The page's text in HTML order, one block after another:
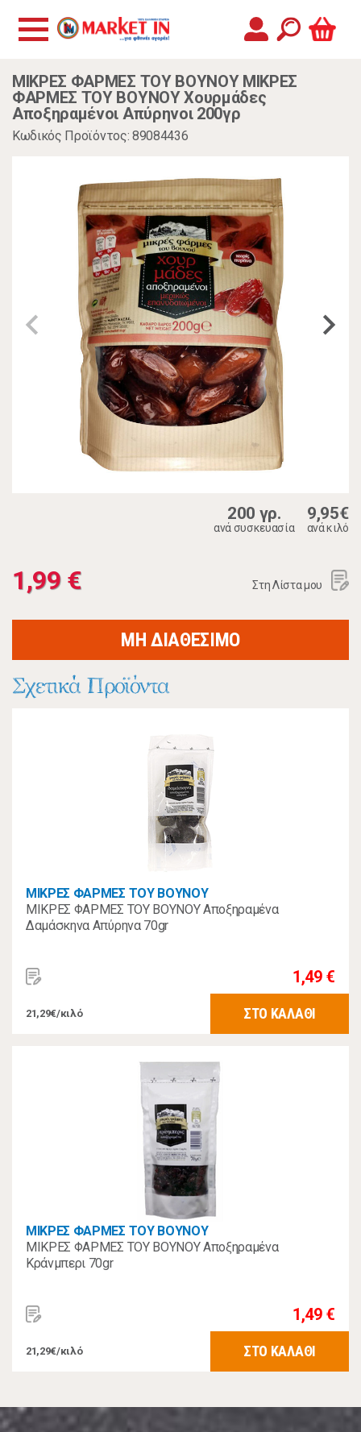
ΜΙΚΡΕΣ ΦΑΡΜΕΣ ΤΟΥ ΒΟΥΝΟΥ ΜΙΚΡΕΣ
ΦΑΡΜΕΣ ΤΟΥ ΒΟΥΝΟΥ Χουρμάδες
Αποξηραμένοι Απύρηνοι 200γρ
Κωδικός Προϊόντος: 89084436
200 γρ.
ανά συσκευασία
9,95€
ανά κιλό
1,99 € Στη Λίστα μου
ΜΗ ΔΙΑΘΕΣΙΜΟ
Σχετικά Προϊόντα
ΜΙΚΡΕΣ ΦΑΡΜΕΣ ΤΟΥ ΒΟΥΝΟΥ
ΜΙΚΡΕΣ ΦΑΡΜΕΣ ΤΟΥ ΒΟΥΝΟΥ Αποξηραμένα
Δαμάσκηνα Απύρηνα 70gr
1,49 €
21,29€/κιλό ΣΤΟ ΚΑΛΑΘΙ
ΜΙΚΡΕΣ ΦΑΡΜΕΣ ΤΟΥ ΒΟΥΝΟΥ
ΜΙΚΡΕΣ ΦΑΡΜΕΣ ΤΟΥ ΒΟΥΝΟΥ Αποξηραμένα
Κράνμπερι 70gr
1,49 €
21,29€/κιλό ΣΤΟ ΚΑΛΑΘΙ